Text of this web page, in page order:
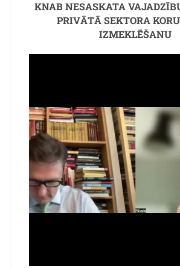
KNAB NESASKATA
PRIVĀTĀ SEKTORA
IZMEKLĒŠANU